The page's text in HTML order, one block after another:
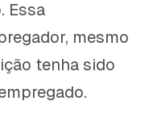
Essa
mesmo
tenha sido